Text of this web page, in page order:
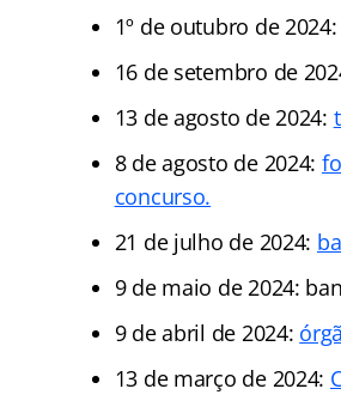
1º de outubro de 2024:
16 de setembro de
13 de agosto de 2024:
8 de agosto de 2024:
concurso.
21 de julho de 2024:
9 de maio de 2024:
9 de abril de 2024:
13 de março de 2024: